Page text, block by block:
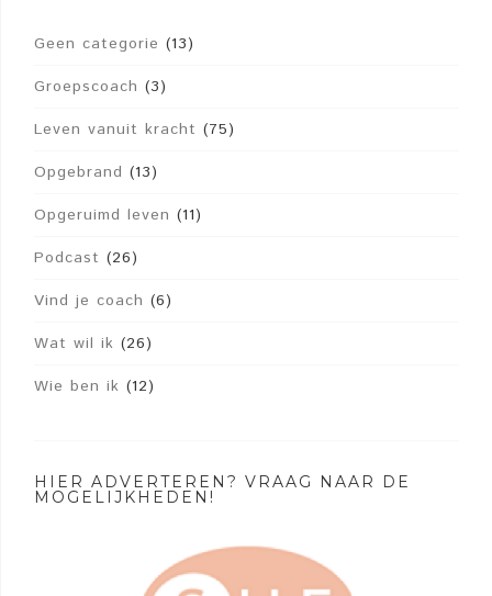
Geen categorie (13)
Groepscoach (3)
Leven vanuit kracht (75)
Opgebrand (13)
Opgeruimd leven (11)
Podcast (26)
Vind je coach (6)
Wat wil ik (26)
Wie ben ik (12)
HIER ADVERTEREN? VRAAG NAAR DE
MOGELIJKHEDEN!